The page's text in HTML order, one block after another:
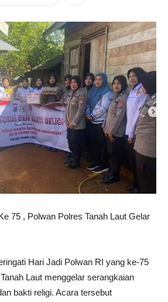
75 , Polwan Polres Tanah Laut Gelar
Hari Jadi Polwan RI yang ke-75
Laut menggelar serangkaian
bakti religi. Acara tersebut